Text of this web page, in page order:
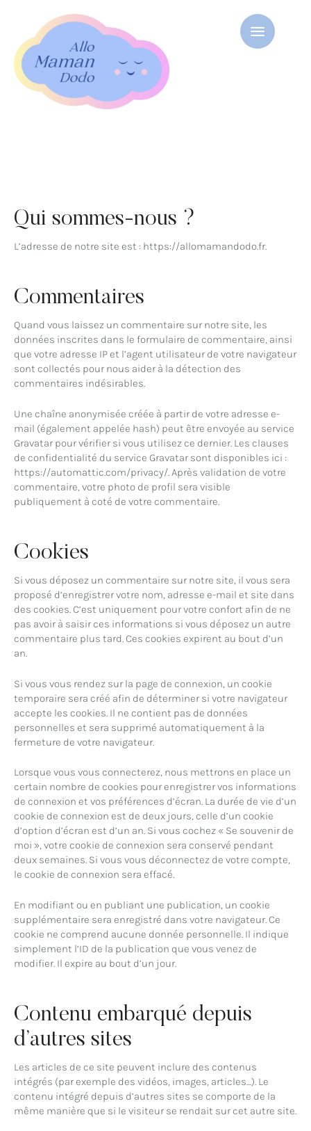
Qui sommes-nous ?
L’adresse de notre site est : https://allomamandodo.fr.
Commentaires
Quand vous laissez un commentaire sur notre site, les
données inscrites dans le formulaire de commentaire, ainsi
que votre adresse IP et l’agent utilisateur de votre navigateur
sont collectés pour nous aider à la détection des
commentaires indésirables.
Une chaîne anonymisée créée à partir de votre adresse e-
mail (également appelée hash) peut être envoyée au service
Gravatar pour vérifier si vous utilisez ce dernier. Les clauses
de confidentialité du service Gravatar sont disponibles ici :
https://automattic.com/privacy/. Après validation de votre
commentaire, votre photo de profil sera visible
publiquement à coté de votre commentaire.
Cookies
Si vous déposez un commentaire sur notre site, il vous sera
proposé d’enregistrer votre nom, adresse e-mail et site dans
des cookies. C’est uniquement pour votre confort afin de ne
pas avoir à saisir ces informations si vous déposez un autre
commentaire plus tard. Ces cookies expirent au bout d’un
an.
Si vous vous rendez sur la page de connexion, un cookie
temporaire sera créé afin de déterminer si votre navigateur
accepte les cookies. Il ne contient pas de données
personnelles et sera supprimé automatiquement à la
fermeture de votre navigateur.
Lorsque vous vous connecterez, nous mettrons en place un
certain nombre de cookies pour enregistrer vos informations
de connexion et vos préférences d’écran. La durée de vie d’un
cookie de connexion est de deux jours, celle d’un cookie
d’option d’écran est d’un an. Si vous cochez « Se souvenir de
moi », votre cookie de connexion sera conservé pendant
deux semaines. Si vous vous déconnectez de votre compte,
le cookie de connexion sera effacé.
En modifiant ou en publiant une publication, un cookie
supplémentaire sera enregistré dans votre navigateur. Ce
cookie ne comprend aucune donnée personnelle. Il indique
simplement l’ID de la publication que vous venez de
modifier. Il expire au bout d’un jour.
Contenu embarqué depuis
d’autres sites
Les articles de ce site peuvent inclure des contenus
intégrés (par exemple des vidéos, images, articles…). Le
contenu intégré depuis d’autres sites se comporte de la
même manière que si le visiteur se rendait sur cet autre site.